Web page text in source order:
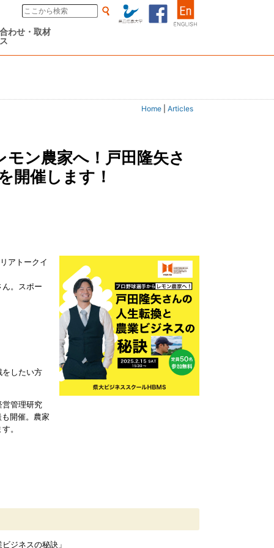
わせ・取材
Home Articles
開催します！
アトークイ
。スポー
をしたい方
営管理研究
開催。農家
。
ジネスの秘訣」